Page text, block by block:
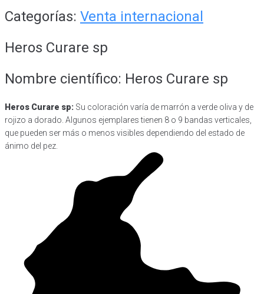
Categorías: Venta internacional
Heros Curare sp
Nombre científico: Heros Curare sp
Heros Curare sp: Su coloración varía de marrón a verde oliva y de
rojizo a dorado. Algunos ejemplares tienen 8 o 9 bandas verticales,
que pueden ser más o menos visibles dependiendo del estado de
ánimo del pez.